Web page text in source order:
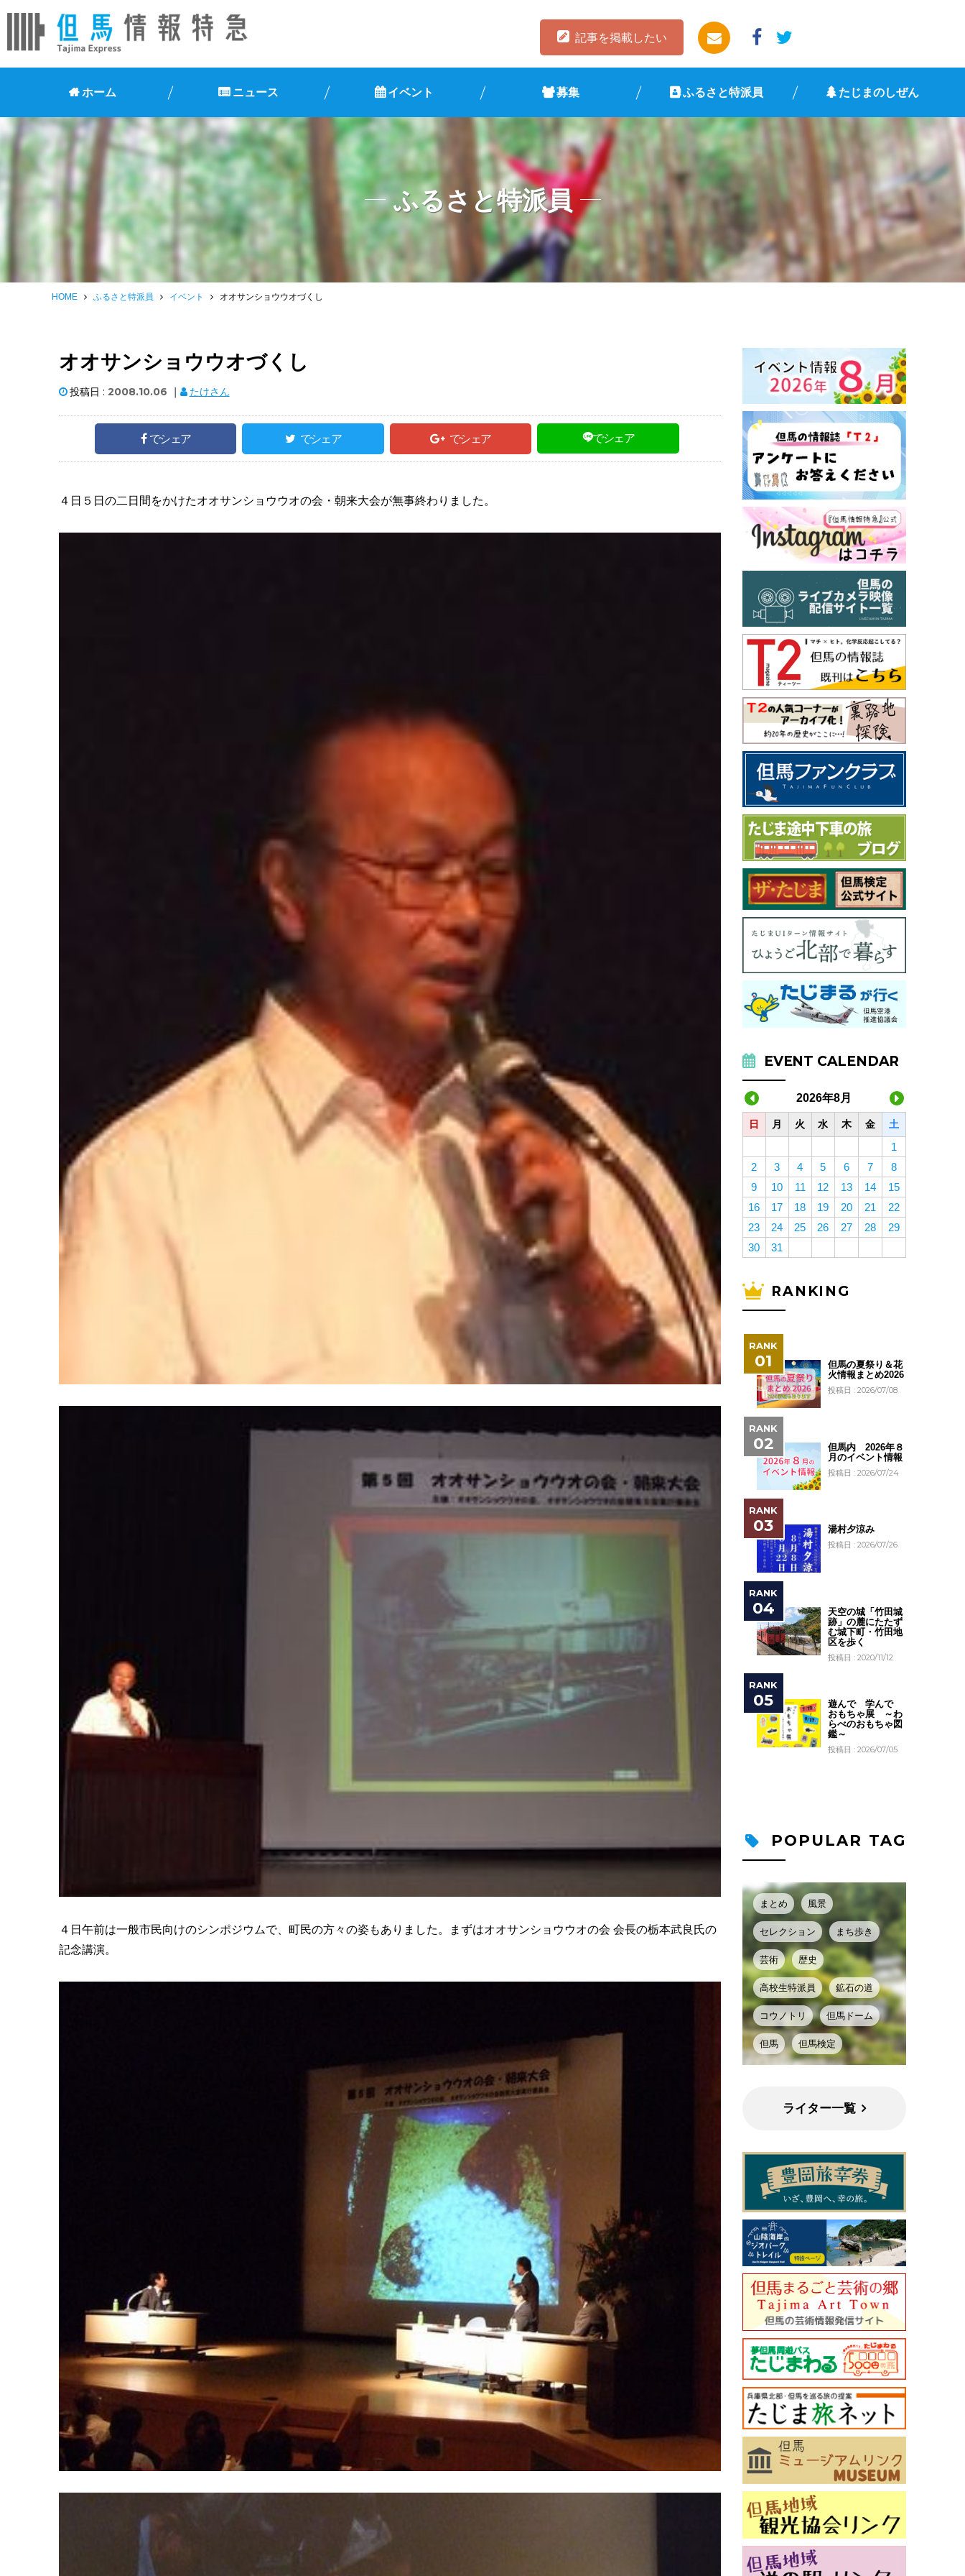
記事を掲載したい
ホーム ニュース イベント 募集 ふるさと特派員 たじまのしぜん
ふるさと特派員
HOME ふるさと特派員 イベント オオサンショウウオづくし
オオサンショウウオづくし
投稿日 : 2008.10.06 ｜ たけさん
でシェア でシェア でシェア でシェア
４日５日の二日間をかけたオオサンショウウオの会・朝来大会が無事終わりました。
４日午前は一般市民向けのシンポジウムで、町民の方々の姿もありました。まずはオオサンショウウオの会 会長の栃本武良氏の
記念講演。
EVENT CALENDAR
2026年8月
日 月 火 水 木 金 土
1
2
3 4 5 6 7
8
9
10 11 12 13 14
15
16
17 18 19 20 21
22
23
24 25 26 27 28
29
30
31
RANKING
但馬の夏祭り＆花
火情報まとめ2026
投稿日 : 2026/07/08
但馬内 2026年８
月のイベント情報
投稿日 : 2026/07/24
湯村夕涼み
投稿日 : 2026/07/26
天空の城「竹田城
跡」の麓にたたず
む城下町・竹田地
区を歩く
投稿日 : 2020/11/12
遊んで 学んで
おもちゃ展 ～わ
らべのおもちゃ図
鑑～
投稿日 : 2026/07/05
POPULAR TAG
まとめ 風景
セレクション まち歩き
芸術 歴史
高校生特派員 鉱石の道
コウノトリ 但馬ドーム
但馬 但馬検定
ライター一覧